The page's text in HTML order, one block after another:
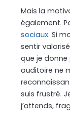
Mais la
également.
sociaux. Si
sentir
que je
auditoire ne
suis frustré.
j’attends,